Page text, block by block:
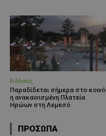
Ειδήσεις
Παραδίδεται σήμερα στο κοινό
η ανακαινισμένη Πλατεία
Ηρώων στη Λεμεσό
ΠΡΟΣΩΠΑ